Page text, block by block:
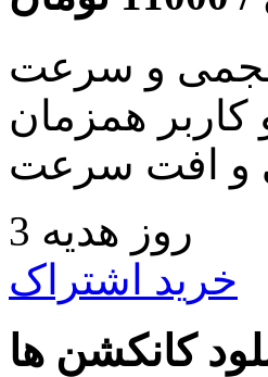
و سرعت
کاربر همزمان
و افت سرعت
3 روز هدیه
خرید اشتراک
کانکشن ها